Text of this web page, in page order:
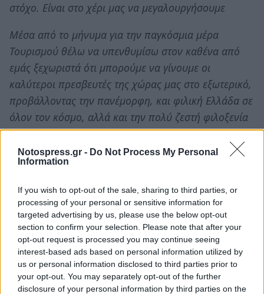
Notospress.gr - Do Not Process My Personal
Information
If you wish to opt-out of the sale, sharing to third parties, or
processing of your personal or sensitive information for
targeted advertising by us, please use the below opt-out
section to confirm your selection. Please note that after your
opt-out request is processed you may continue seeing
interest-based ads based on personal information utilized by
us or personal information disclosed to third parties prior to
your opt-out. You may separately opt-out of the further
disclosure of your personal information by third parties on the
στόχο. Είναι στο χέρι μας να μεγαλουργήσουμε
Μέσα από το μήνυμα για την παγκόσμια μέρα
Τουρισμού θέλω να υπενθυμίσω στον καθένα από
εμάς ξεχωριστά ότι μπορούμε να γίνουμε οι
καλύτεροι πρεσβευτές της χώρας μας στο εξωτερικό,
προβάλλοντας την πανέμορφη, και φιλική Ελλάδα σε
όλον τον κόσμο, αλλά και την πολύ ζεστή φιλοξενία
που προσφέρουμε ως λαός. Γιατί Πολιτισμός δεν
σημαίνει από μόνος του και Τουρισμό. Ο Τουρισμός
είναι φιλοξενία, εμπειρία, διανυκτέρευση, εστίαση.
Αυτή τη μοναδική τουριστική ταυτότητα μας
γιορτάζουμε με πολλή υπερηφάνεια αλλά και
αναδεικνύουμε με υψηλό αίσθημα ευθύνης κατά την
εφαρμογή αναπτυξιακών πολιτικών που θα πάνε τον
τουρισμό μας και την Ελλάδα ακόμη πιο ψηλά τα
επόμενα χρόνια.